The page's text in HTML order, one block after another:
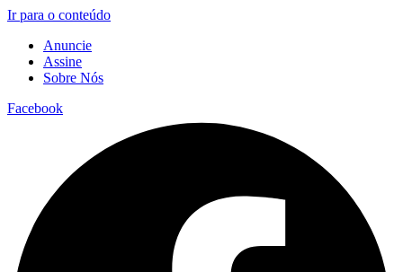
Ir para o conteúdo
Anuncie
Assine
Sobre Nós
Facebook